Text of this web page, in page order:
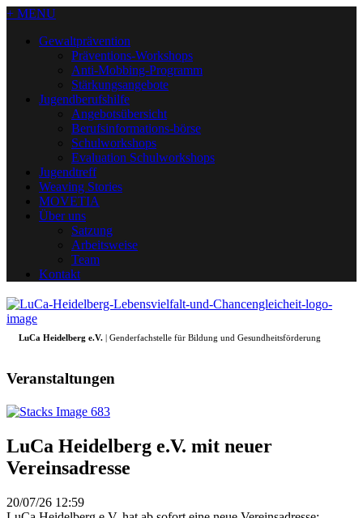
+ MENU
Gewaltprävention
Präventions-Workshops
Anti-Mobbing-Programm
Stärkungsangebote
Jugendberufshilfe
Angebotsübersicht
Berufsinformations-börse
Schulworkshops
Evaluation Schulworkshops
Jugendtreff
Weaving Stories
MOVETIA
Über uns
Satzung
Arbeitsweise
Team
Kontakt
LuCa Heidelberg e.V. | Genderfachstelle für Bildung und Gesundheitsförderung
Veranstaltungen
LuCa Heidelberg e.V. mit neuer
Vereinsadresse
20/07/26 12:59